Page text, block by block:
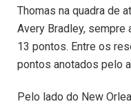
Thomas na quadra de
Avery Bradley, sempre
13 pontos. Entre os
pontos anotados pelo
Pelo lado do New